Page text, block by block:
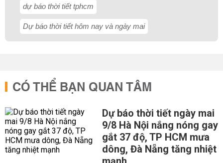
dự báo thời tiết tphcm
Dự báo thời tiết hôm nay và ngày mai
CÓ THỂ BẠN QUAN TÂM
Dự báo thời tiết ngày mai
9/8 Hà Nội nắng nóng gay
gắt 37 độ, TP HCM mưa
dông, Đà Nẵng tăng nhiệt